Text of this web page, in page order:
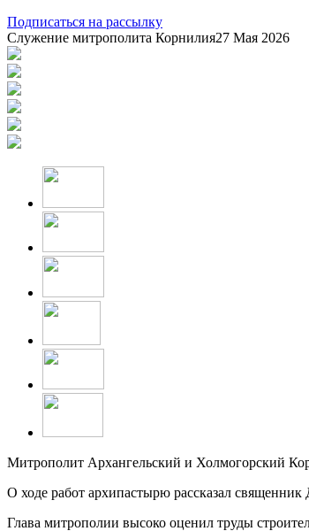
Подписаться на рассылку
Служение митрополита Корнилия27 Мая 2026
Митрополит Архангельский и Холмогорский
О ходе работ архипастырю рассказал
Глава митрополии высоко оценил труды